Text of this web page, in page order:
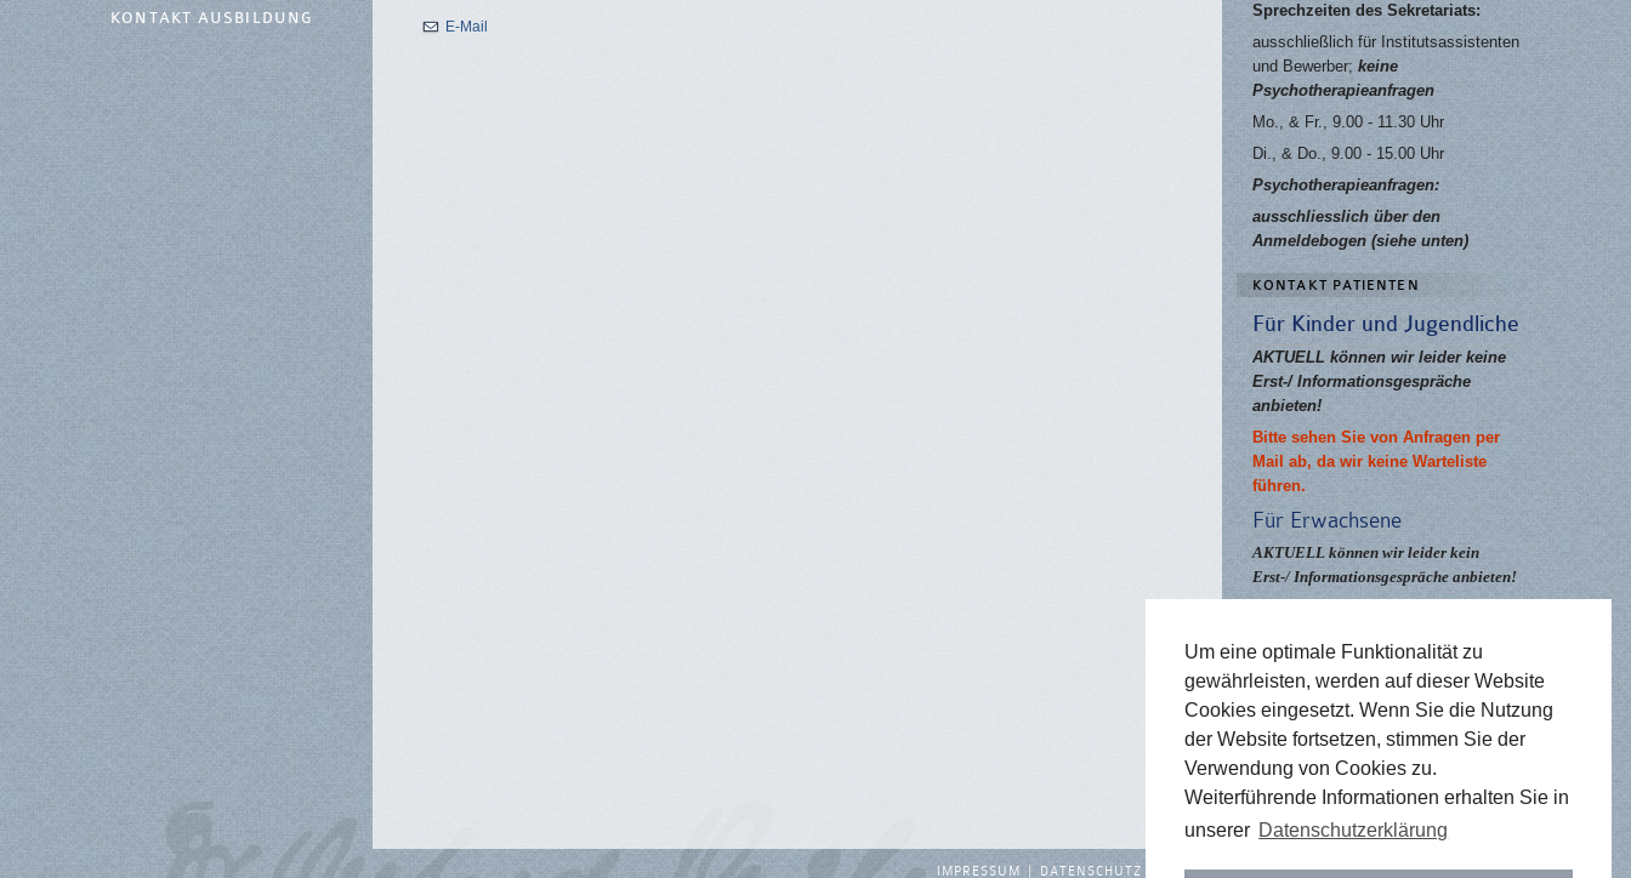
Um eine optimale Funktionalität zu
gewährleisten, werden auf dieser Website
Cookies eingesetzt. Wenn Sie die Nutzung
der Website fortsetzen, stimmen Sie der
Verwendung von Cookies zu.
Weiterführende Informationen erhalten Sie in
unserer Datenschutzerklärung
IMPRESSUM DATENSCHUTZ SITEMAP
KONTAKT AUSBILDUNG E-Mail
Sprechzeiten des Sekretariats:
ausschließlich für Institutsassistenten
und Bewerber; keine
Psychotherapieanfragen
Mo., & Fr., 9.00 - 11.30 Uhr
Di., & Do., 9.00 - 15.00 Uhr
Psychotherapieanfragen:
ausschliesslich über den
Anmeldebogen (siehe unten)
KONTAKT PATIENTEN
Für Kinder und Jugendliche
AKTUELL können wir leider keine
Erst-/ Informationsgespräche
anbieten!
Bitte sehen Sie von Anfragen per
Mail ab, da wir keine Warteliste
führen.
Für Erwachsene
AKTUELL können wir leider kein
Erst-/ Informationsgespräche anbieten!
führen.
Terminbestätigung
Bitte senden Sie uns vor dem
Terminbestätigung